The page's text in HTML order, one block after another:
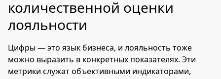
количественной оценки
лояльности
Цифры — это язык бизнеса, и лояльность тоже
можно выразить в конкретных показателях. Эти
метрики служат объективными индикаторами,